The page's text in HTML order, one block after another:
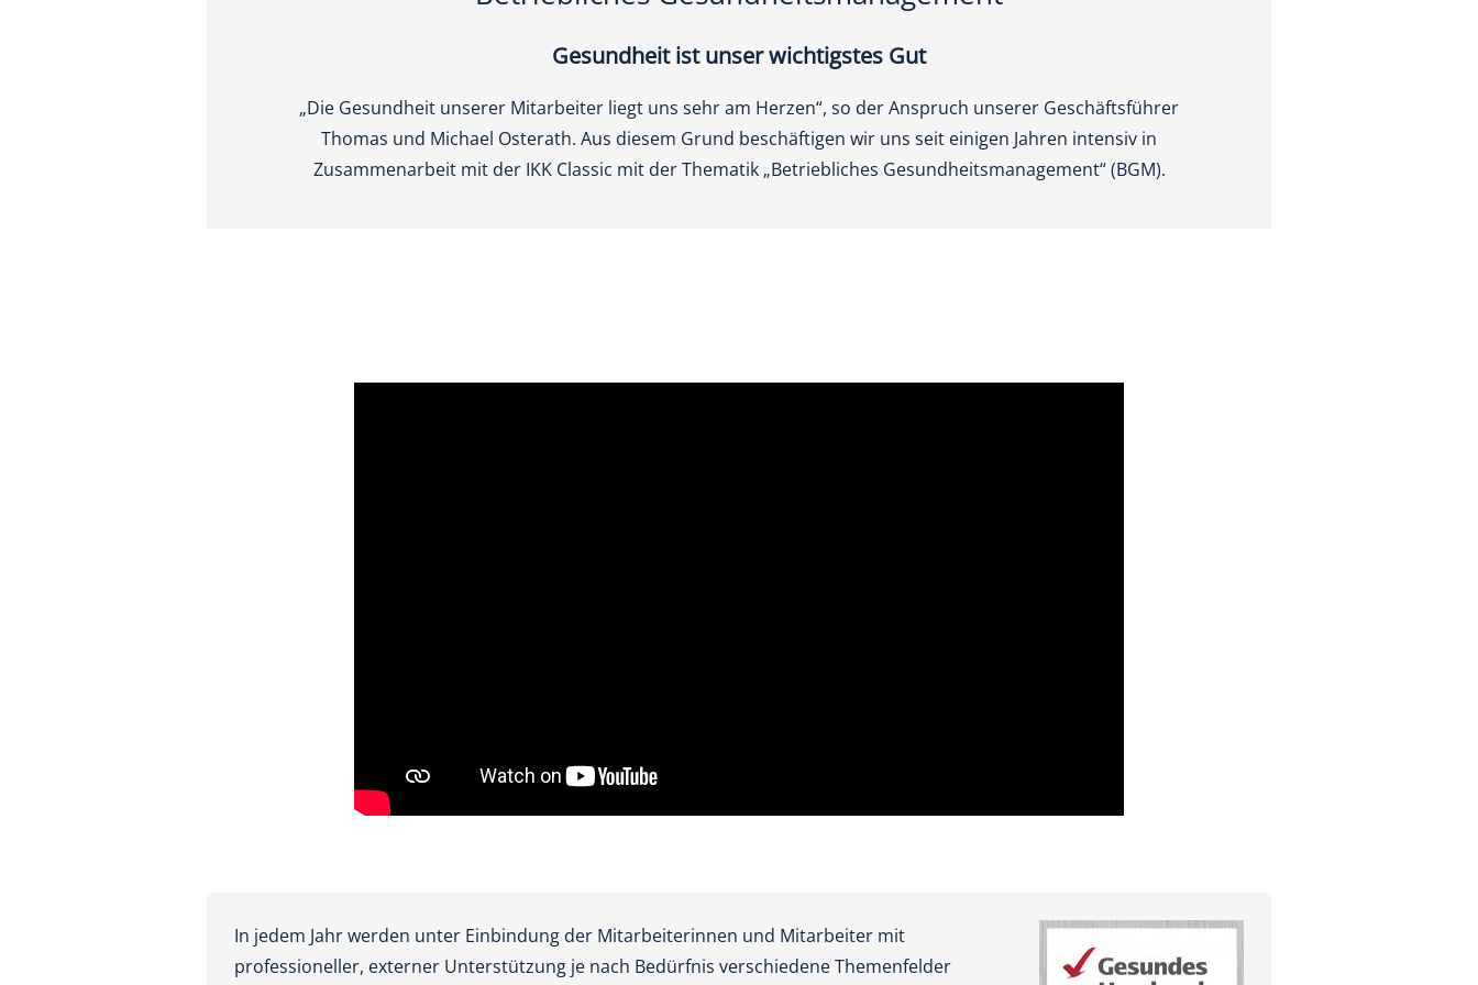
Gesundheit ist unser wichtigstes Gut
„Die Gesundheit unserer Mitarbeiter liegt uns sehr am Herzen“, so der Anspruch unserer Geschäftsführer
Thomas und Michael Osterath. Aus diesem Grund beschäftigen wir uns seit einigen Jahren intensiv in
Zusammenarbeit mit der IKK Classic mit der Thematik „Betriebliches Gesundheitsmanagement“ (BGM).
In jedem Jahr werden unter Einbindung der Mitarbeiterinnen und Mitarbeiter mit
professioneller, externer Unterstützung je nach Bedürfnis verschiedene Themenfelder